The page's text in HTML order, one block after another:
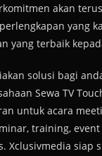
akan
yang
yang terbaik
solusi bagi
Sewa TV
untuk acara
training,
Xclusivmedia siap